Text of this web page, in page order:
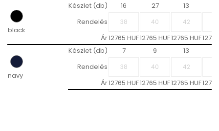
black
Készlet (db) 16 27 13
Rendelés
Ár12765 HUF12765 HUF12765 HUF
navy
Készlet (db) 7 9 13
Rendelés
Ár12765 HUF12765 HUF12765 HUF